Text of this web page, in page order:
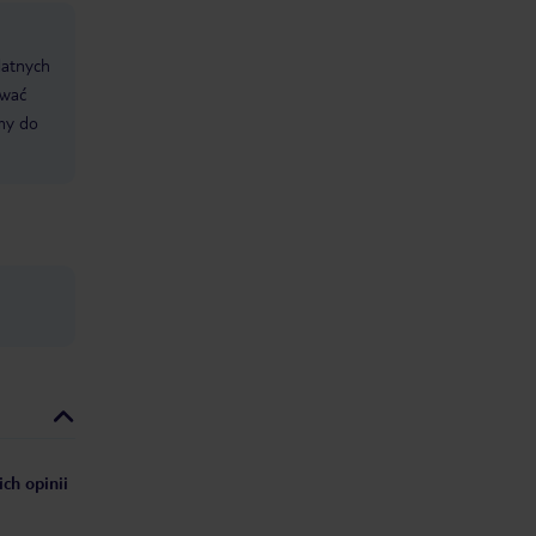
do
opinii